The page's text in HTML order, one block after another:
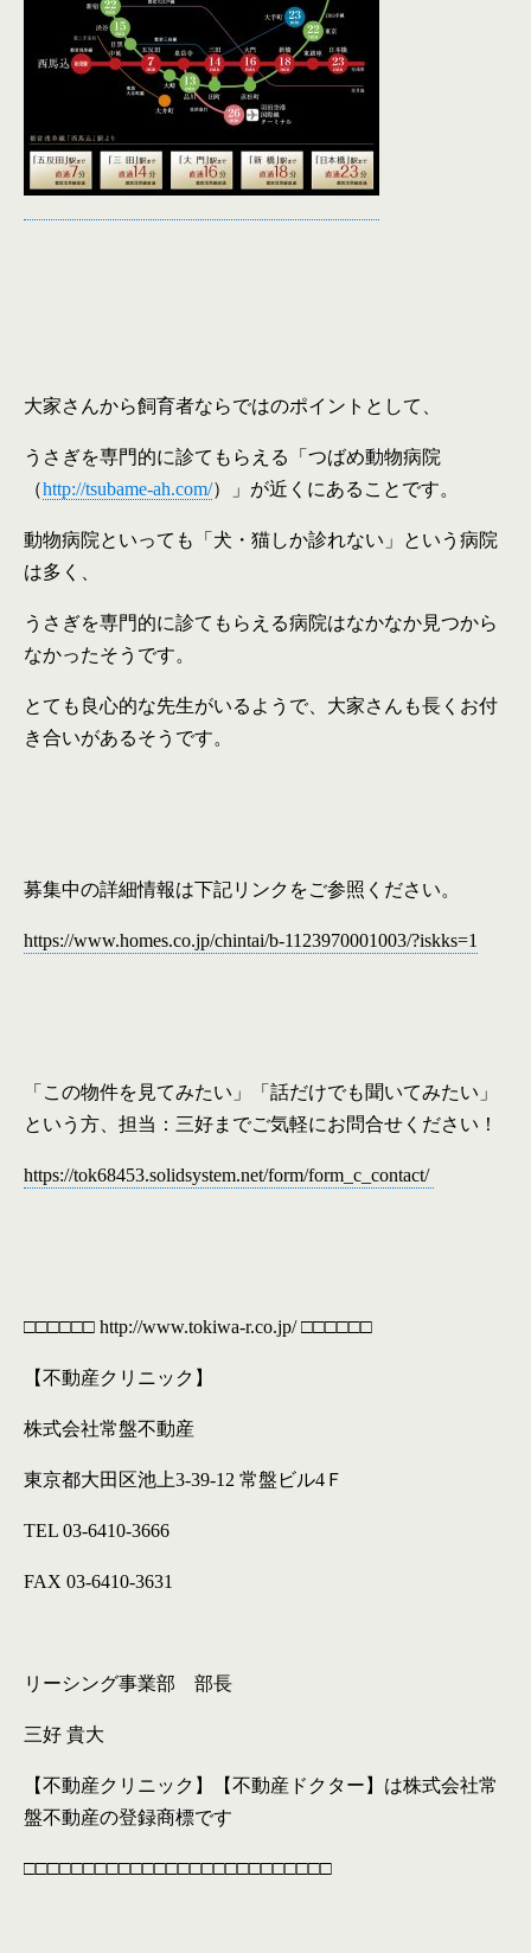
大家さんから飼育者ならではのポイントとして、
うさぎを専門的に診てもらえる「つばめ動物病院
（http://tsubame-ah.com/）」が近くにあることです。
動物病院といっても「犬・猫しか診れない」という病院
は多く、
うさぎを専門的に診てもらえる病院はなかなか見つから
なかったそうです。
とても良心的な先生がいるようで、大家さんも長くお付
き合いがあるそうです。
募集中の詳細情報は下記リンクをご参照ください。
https://www.homes.co.jp/chintai/b-1123970001003/?iskks=1
「この物件を見てみたい」「話だけでも聞いてみたい」
という方、担当：三好までご気軽にお問合せください！
https://tok68453.solidsystem.net/form/form_c_contact/
□□□□□□ http://www.tokiwa-r.co.jp/ □□□□□□
【不動産クリニック】
株式会社常盤不動産
東京都大田区池上3-39-12 常盤ビル4 Ｆ
TEL 03-6410-3666
FAX 03-6410-3631
リーシング事業部 部長
三好 貴大
【不動産クリニック】【不動産ドクター】は株式会社常
盤不動産の登録商標です
□□□□□□□□□□□□□□□□□□□□□□□□□□